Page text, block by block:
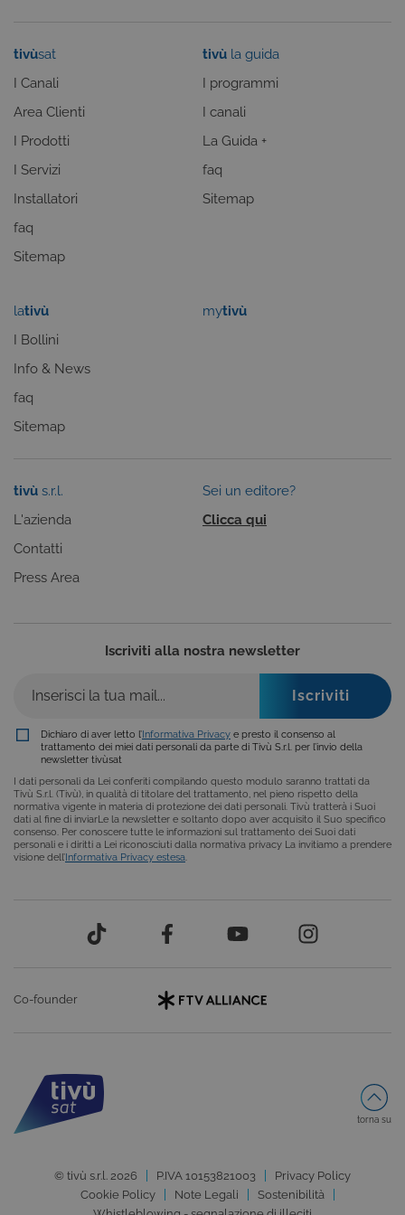
tivùsat
I Canali
Area Clienti
I Prodotti
I Servizi
Installatori
faq
Sitemap
tivù la guida
I programmi
I canali
La Guida +
faq
Sitemap
lativù
I Bollini
Info & News
faq
Sitemap
mytivù
tivù s.r.l.
L'azienda
Contatti
Press Area
Sei un editore?
Clicca qui
Iscriviti alla nostra newsletter
Dichiaro di aver letto l’Informativa Privacy e presto il consenso al
trattamento dei miei dati personali da parte di Tivù S.r.l. per l’invio della
newsletter tivùsat
I dati personali da Lei conferiti compilando questo modulo saranno trattati da
Tivù S.r.l. (Tivù), in qualità di titolare del trattamento, nel pieno rispetto della
normativa vigente in materia di protezione dei dati personali. Tivù tratterà i Suoi
dati al fine di inviarLe la newsletter e soltanto dopo aver acquisito il Suo specifico
consenso. Per conoscere tutte le informazioni sul trattamento dei Suoi dati
personali e i diritti a Lei riconosciuti dalla normativa privacy La invitiamo a prendere
visione dell’Informativa Privacy estesa
Co-founder
torna su
© tivù s.r.l. 2026 P.IVA 10153821003
Privacy Policy
Cookie Policy
Note Legali
Sostenibilità
Questi cookie sono necessari per il corretto
funzionamento del nostro sito e non possono
essere disattivati. Vengono impostati solo in
risposta ad azioni da te effettuate nel corso della
navigazione, che costituiscono una richiesta di
servizi ai sensi di legge, come la corretta
visualizzazione del sito e dei suoi contenuti.
Inoltre, ti permetteranno di navigare sul sito
ricordando le scelte e in base ai criteri da te
selezionati (es. lingua, prodotti presenti nel